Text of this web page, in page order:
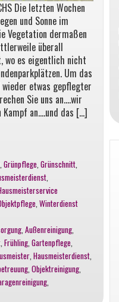
Die letzten Wochen
und Sonne im
Vegetation dermaßen
überall
wo es eigentlich nicht
Um das
wieder etwas gepflegter
Sie uns an….wir
Kampf an….und das […]
,Grünpflege,Grünschnitt,
,
,Winterdienst
,Außenreinigung,
,Frühling,Gartenpflege,
,Hausmeisterdienst,
,Objektreinigung,
,